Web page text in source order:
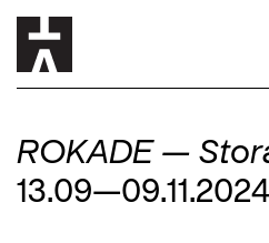
ROKADE —
13.09—09.11.2024